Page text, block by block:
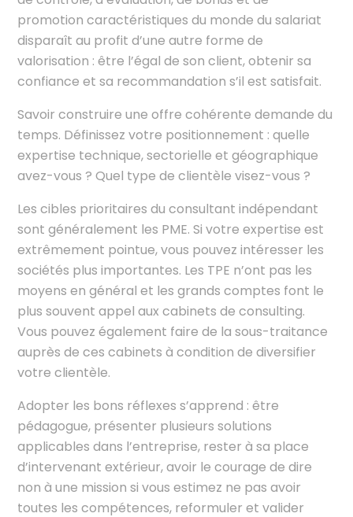
promotion caractéristiques du monde du salariat
disparaît au profit d’une autre forme de
valorisation : être l’égal de son client, obtenir sa
confiance et sa recommandation s’il est satisfait.
Savoir construire une offre cohérente demande du
temps. Définissez votre positionnement : quelle
expertise technique, sectorielle et géographique
avez-vous ? Quel type de clientèle visez-vous ?
Les cibles prioritaires du consultant indépendant
sont généralement les PME. Si votre expertise est
extrêmement pointue, vous pouvez intéresser les
sociétés plus importantes. Les TPE n’ont pas les
moyens en général et les grands comptes font le
plus souvent appel aux cabinets de consulting.
Vous pouvez également faire de la sous-traitance
auprès de ces cabinets à condition de diversifier
votre clientèle.
Adopter les bons réflexes s’apprend : être
pédagogue, présenter plusieurs solutions
applicables dans l’entreprise, rester à sa place
d’intervenant extérieur, avoir le courage de dire
non à une mission si vous estimez ne pas avoir
toutes les compétences, reformuler et valider